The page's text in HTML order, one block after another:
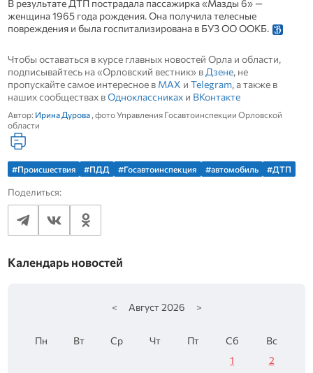
В результате ДТП пострадала пассажирка «Мазды 6» —
женщина 1965 года рождения. Она получила телесные
повреждения и была госпитализирована в БУЗ ОО ООКБ.
Чтобы оставаться в курсе главных новостей Орла и области,
подписывайтесь на «Орловский вестник» вДзене, не
пропускайте самое интересное в MAX и Telegram, а также в
наших сообществах вОдноклассникахи ВКонтакте
Автор: Ирина Дурова, фото Управления Госавтоинспекции Орловской
области
#Происшествия #ПДД #Госавтоинспекция #автомобиль #ДТП
Поделиться:
Календарь новостей
< Август 2026 >
Пн Вт Ср Чт Пт Сб
Вс
1
2